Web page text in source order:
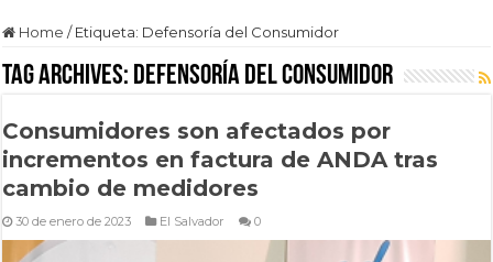
Home / Etiqueta: Defensoría del Consumidor
Tag Archives: Defensoría del Consumidor
Consumidores son afectados por
incrementos en factura de ANDA tras
cambio de medidores
30 de enero de 2023 El Salvador 0